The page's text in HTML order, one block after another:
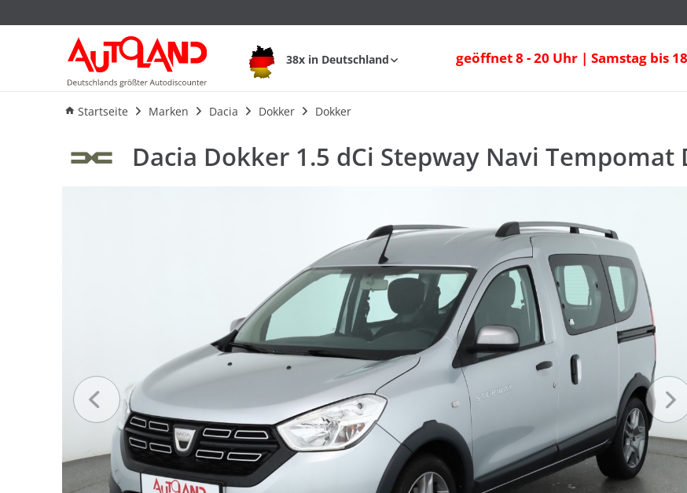
38x in Deutschland geöffnet 8 - 20 Uhr | Samstag bis
Startseite Marken Dacia Dokker Dokker
Dacia Dokker 1.5 dCi Stepway Navi Tempomat DAB PDC
Ausstattung Verbrauch
Dacia Dokker 1.5 dCi Stepway Navi Tempomat